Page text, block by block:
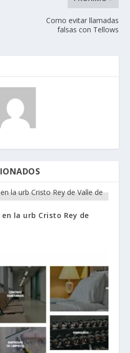
Como evitar llamadas
falsas con Tellows
la urb Cristo Rey de